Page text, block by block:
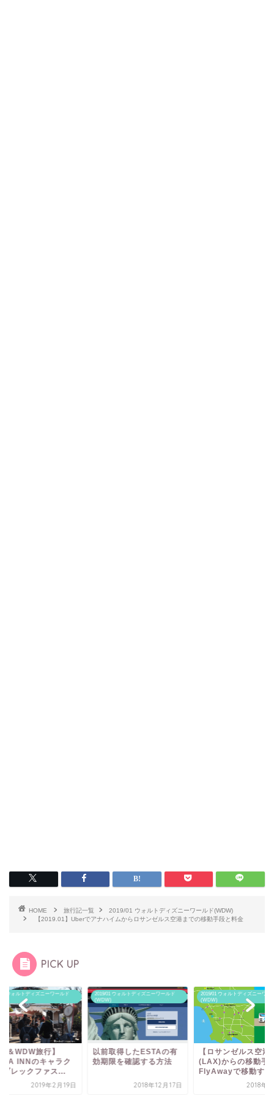
HOME 旅行記一覧
2019/01 ウォルトディズニーワールド(WDW)
【2019.01】Uberでアナハイムからロサンゼルス空港までの移動手段と料金
PICK UP
ウォルトディズニーワールド
＆WDW旅行】
INNのキャラク
ブレックファス...
2019年2月19日
2019/01 ウォルトディズニーワールド
(WDW)
以前取得したESTAの有
効期限を確認する方法
2018年12月17日
2019/01 ウォルトディズニーワー
(WDW)
【ロサンゼルス空港
(LAX)からの移動手
FlyAwayで移動す...
2018年6